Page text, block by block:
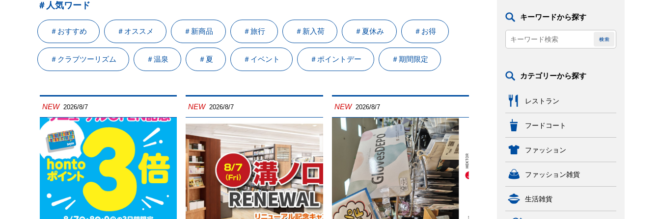
＃人気ワード
＃おすすめ ＃オススメ ＃新商品 ＃旅行 ＃新入荷 ＃夏休み ＃お得
＃クラブツーリズム ＃温泉 ＃夏 ＃イベント ＃ポイントデー ＃期間限定
NEW 2026/8/7 NEW 2026/8/7 NEW 2026/8/7
キーワードから探す
カテゴリーから探す
レストラン
フードコート
ファッション
ファッション雑貨
生活雑貨